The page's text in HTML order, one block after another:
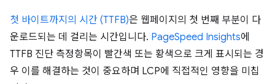
첫 바이트까지의 시간 (TTFB)은 웹페이지의 첫 번째 부분이 다
운로드되는 데 걸리는 시간입니다. PageSpeed Insights에
TTFB 진단 측정항목이 빨간색 또는 황색으로 크게 표시되는 경
우 이를 해결하는 것이 중요하며 LCP에 직접적인 영향을 미칩